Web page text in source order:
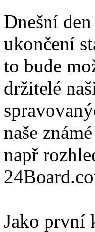
Dnešní
ukončení
to bude
držitelé
naše
např
Jako první